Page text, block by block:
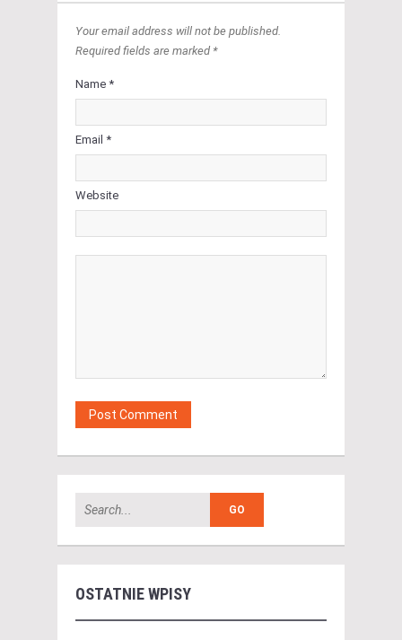
Your email address will not be published.
Required fields are marked *
Name *
Email *
Website
OSTATNIE WPISY